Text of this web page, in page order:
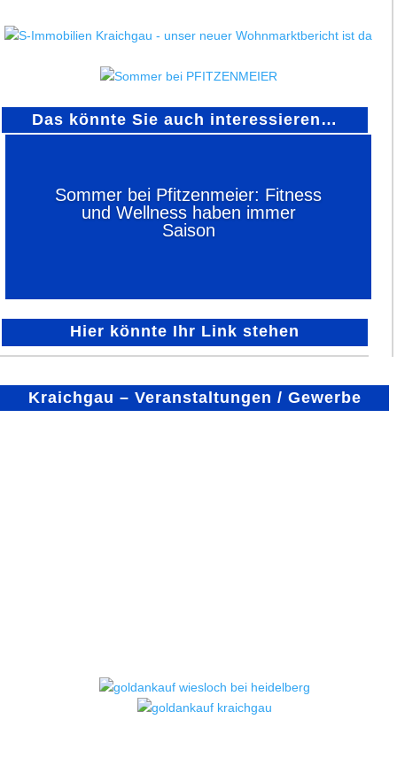
Das könnte Sie auch interessieren…
Sommer bei Pfitzenmeier: Fitness
und Wellness haben immer
Saison
Hier könnte Ihr Link stehen
Kraichgau – Veranstaltungen / Gewerbe